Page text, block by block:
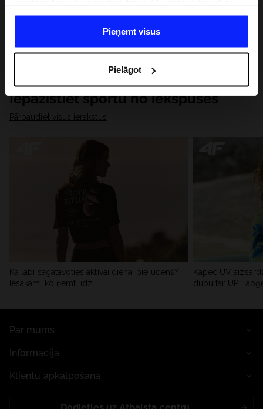
datiem, ko viņi iegūst, izmantojot viņu pakalpojumus. Ar
Jūsu atļauju, mēs varam pārsūtīt Jūsu personas datus
saviem partneriem, lai uzlabotu veidu, kadā tiek rādīta
saturu un uzlabotu mūsu partneru piedāvātos risinajumus
( piem. socialos tīklus). Detalizētu informāciju var atrast
mūsu Privātuma politikā un sadaļā "Detaļas".
Pieņemt visus
Pielāgot
Iepazīstiet sportu no iekšpuses
Pārbaudiet visus ierakstus
Kā labi sagatavoties aktīvai dienai pie ūdens?
Iesakām, ko ņemt līdzi
Kāpēc UV
dubultai: UPF
Par mums
Informācija
Klientu apkalpošana